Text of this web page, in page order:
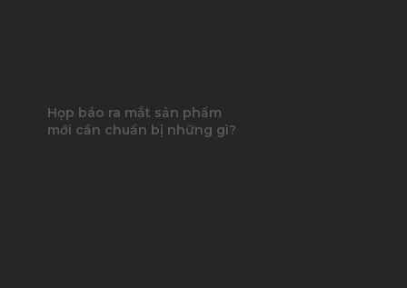
Họp báo ra mắt sản phẩm
mới cần chuẩn bị những gì?